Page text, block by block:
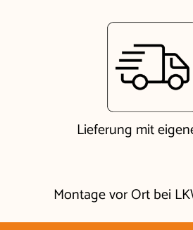
Lieferung mit
Montage vor Ort bei